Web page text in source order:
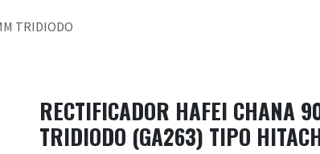
TRIDIODO
RECTIFICADOR HAFEI CHANA
TRIDIODO (GA263) TIPO